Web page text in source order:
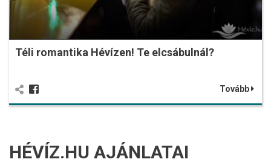
Téli romantika Hévízen! Te elcsábulnál?
Tovább
HÉVÍZ.HU AJÁNLATAI